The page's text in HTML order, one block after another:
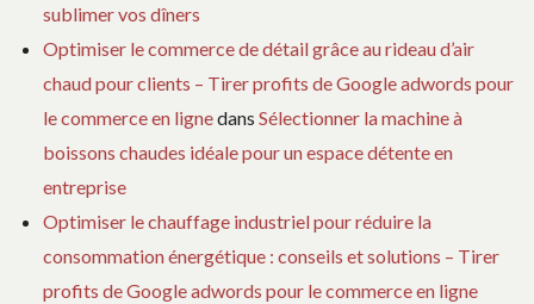
sublimer vos dîners
Optimiser le commerce de détail grâce au rideau d’air
chaud pour clients – Tirer profits de Google adwords pour
le commerce en lignedans Sélectionner la machine à
boissons chaudes idéale pour un espace détente en
entreprise
Optimiser le chauffage industriel pour réduire la
consommation énergétique : conseils et solutions – Tirer
profits de Google adwords pour le commerce en ligne